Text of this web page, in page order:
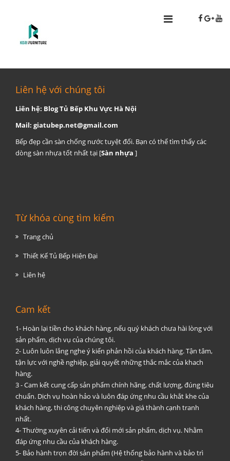
Liên hệ với chúng tôi
Liên hệ: Blog Tủ Bếp Khu Vực Hà Nội
Mail: giatubep.net@gmail.com
Bếp đẹp cần sàn chống nước tuyệt đối. Bạn có thể tìm thấy các
dòng sàn nhựa tốt nhất tại [Sàn nhựa ]
Từ khóa cùng tìm kiếm
Trang chủ
Thiết Kế Tủ Bếp Hiện Đại
Liên hệ
Cam kết
1- Hoàn lại tiền cho khách hàng, nếu quý khách chưa hài lòng với
sản phẩm, dịch vụ của chúng tôi.
2- Luôn luôn lắng nghe ý kiến phản hồi của khách hàng. Tận tâm,
tận lực với nghề nghiệp, giải quyết những thắc mắc của khach
hàng.
3 - Cam kết cung cấp sản phẩm chính hãng, chất lượng, đúng tiêu
chuẩn. Dịch vụ hoàn hảo và luôn đáp ứng nhu cầu khắt khe của
khách hàng, thi công chuyên nghiệp và giá thành cạnh tranh
nhất.
4- Thường xuyên cải tiến và đổi mới sản phẩm, dịch vụ. Nhằm
đáp ứng nhu cầu của khách hàng.
5- Bảo hành trọn đời sản phẩm (Hệ thống bảo hành và bảo trì